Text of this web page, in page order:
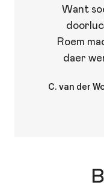
Want
Roem
daer
C. van der